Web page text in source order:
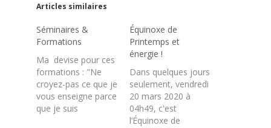
Articles similaires
Séminaires &
Formations
Ma devise pour ces
formations : "Ne
croyez-pas ce que je
vous enseigne parce
que je suis
Équinoxe de
Printemps et
énergie !
Dans quelques jours
seulement, vendredi
20 mars 2020 à
04h49, c'est
l’Équinoxe de